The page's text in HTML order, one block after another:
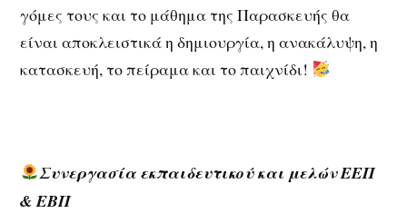
γόμες τους και το μάθημα της Παρασκευής θα
είναι αποκλειστικά η δημιουργία, η ανακάλυψη, η
κατασκευή, το πείραμα και το παιχνίδι!
Συνεργασία εκπαιδευτικού και μελών ΕΕΠ
& ΕΒΠ